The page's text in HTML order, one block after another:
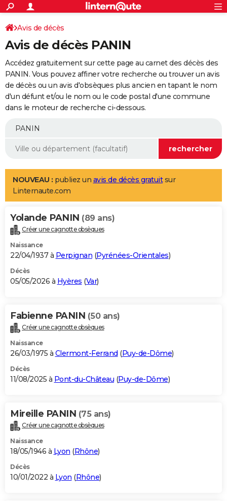
ACTUALITÉS
Politique
Société
Faits Divers
Education
Monde
Villes
+
SPORT
Coupe du monde 2026
Football
Tennis
Cyclisme
Rugby
Forum
Programme TV
TNT
Streaming
Cinéma
Sorties cinéma
Musique
+
FINANCE
Retraite
Impôts
Epargne
Immobilier
Risques naturels par ville
Banque
Assurance
Crédit
AUTO
Essais
Réserver un essai
Citadines
Berlines
SUV
Forum auto
+
Mobiles
Meilleur smartphone
Internet
Ordinateurs
Jeux vidéo
Guide high-tech
Aménagement intérieur
LIFESTYLE
Art de vivre
Bien-être
Loisirs
Mode
Modes de vie
Alimentation
Guide de la santé
Maladies
Médicaments
Sommeil
VOYAGE
Destinations
City break
Voyage nature
Voyage de noces
Forum
Climat
+PHOTO
GUIDES D'ACHAT
BONS PLANS
Carte de Noël
Carte Bonne année
Carte Saint-Valentin
Carte Pâques
Carte d'anniversaire
DICTIONNAIRE
Dictionnaire
Biographies
Citations
Expressions
Proverbes
PROGRAMME TV
S'inscrire
Se connecter
Lycées
Collèges
Primaires
Universités
Entreprises
Service militaire
Avis de recherche
AVIS DE DÉCÈS
Bricolage
Lifestyle
Culture
Sport
Auto
Television
Voyage
Cinema
Avis de décès
Avis de décès PANIN
Accédez gratuitement sur cette page au carnet des décès des
PANIN. Vous pouvez affiner votre recherche ou trouver un avis
de décès ou un avis d'obsèques plus ancien en tapant le nom
d'un défunt et/ou le nom ou le code postal d'une commune
dans le moteur de recherche ci-dessous.
NOUVEAU : publiez un avis de décès gratuitsur
Linternaute.com
Yolande PANIN (89 ans)
Créer une cagnotte obsèques
Naissance
22/04/1937 à Perpignan (Pyrénées-Orientales)
Décès
05/05/2026 à Hyères (Var)
Fabienne PANIN (50 ans)
Créer une cagnotte obsèques
Naissance
26/03/1975 à Clermont-Ferrand (Puy-de-Dôme)
Décès
11/08/2025 à Pont-du-Château (Puy-de-Dôme)
Mireille PANIN (75 ans)
Créer une cagnotte obsèques
Naissance
18/05/1946 à Lyon (Rhône)
Décès
10/01/2022 à Lyon (Rhône)